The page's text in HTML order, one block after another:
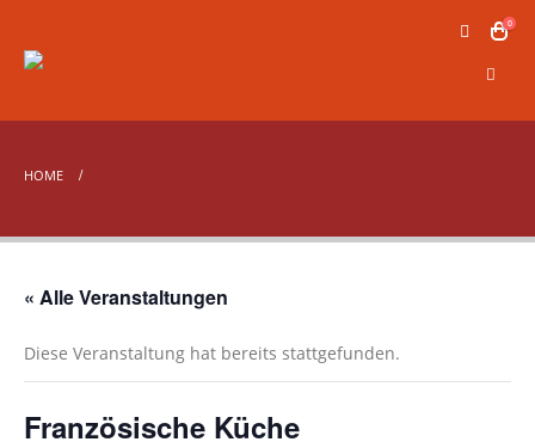
0
HOME
« Alle Veranstaltungen
Diese Veranstaltung hat bereits stattgefunden.
Französische Küche